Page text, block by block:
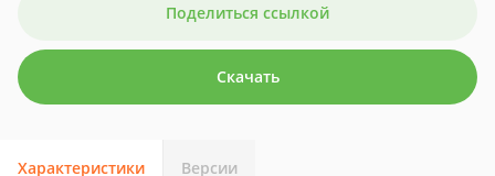
Поделиться ссылкой
Скачать
Характеристики Версии